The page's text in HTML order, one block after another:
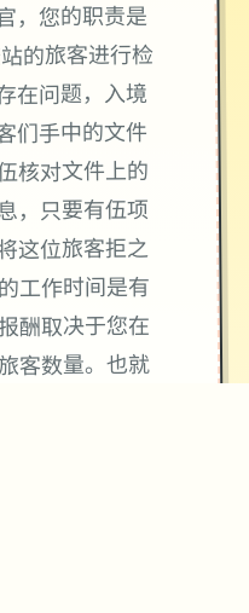
，您的职责是
的旅客进行检
在问题，入境
们手中的文件
核对文件上的
，只要有伍项
这位旅客拒之
工作时间是有
酬取决于您在
客数量。也就